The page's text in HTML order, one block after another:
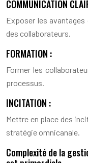
COMMUNICATION
Exposer les avantages
des collaborateurs.
FORMATION :
Former les
processus.
INCITATION :
Mettre en place des
stratégie omnicanale.
Complexité de la